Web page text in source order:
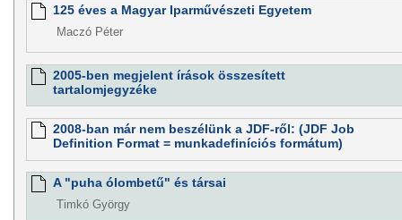
125 éves a Magyar Iparművészeti Egyetem
Maczó Péter
2005-ben megjelent írások összesített
tartalomjegyzéke
2008-ban már nem beszélünk a JDF-ről: (JDF Job
Definition Format = munkadefiníciós formátum)
A "puha ólombetű" és társai
Timkó György